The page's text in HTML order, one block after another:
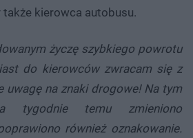
kierowca autobusu.
życzę szybkiego powrotu
do kierowców zwracam się z
uwagę na znaki drogowe! Na tym
tygodnie temu zmieniono
również oznakowanie.